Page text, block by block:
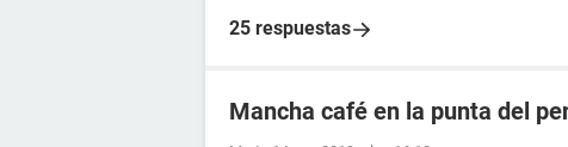
25 respuestas
Mancha café en la punta del